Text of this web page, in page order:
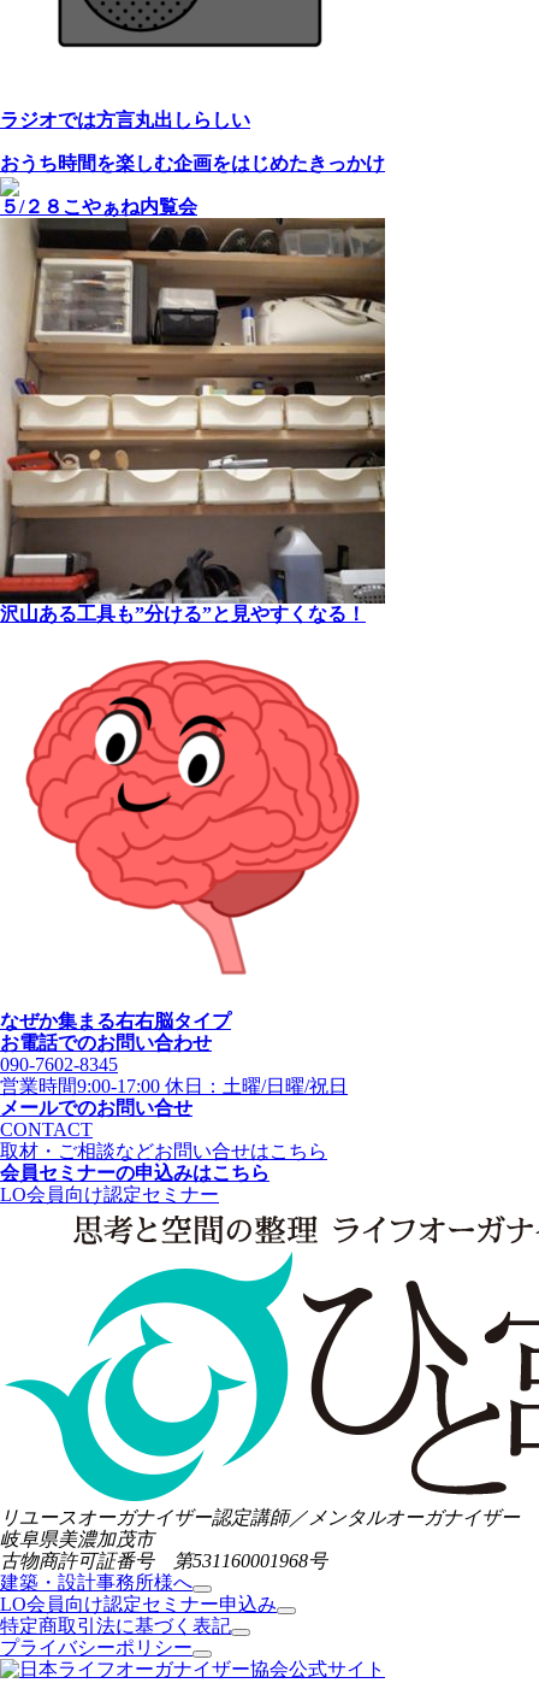
ラジオでは方言丸出しらしい
おうち時間を楽しむ企画をはじめたきっかけ
５/２８こやぁね内覧会
沢山ある工具も”分ける”と見やすくなる！
なぜか集まる右右脳タイプ
お電話でのお問い合わせ
090-7602-8345
営業時間9:00-17:00 休日：土曜/日曜/祝日
メールでのお問い合せ
CONTACT
取材・ご相談などお問い合せはこちら
会員セミナーの申込みはこちら
LO会員向け認定セミナー
リユースオーガナイザー認定講師／メンタルオーガナイザー
岐阜県美濃加茂市
古物商許可証番号 第531160001968号
建築・設計事務所様へ
LO会員向け認定セミナー申込み
特定商取引法に基づく表記
プライバシーポリシー